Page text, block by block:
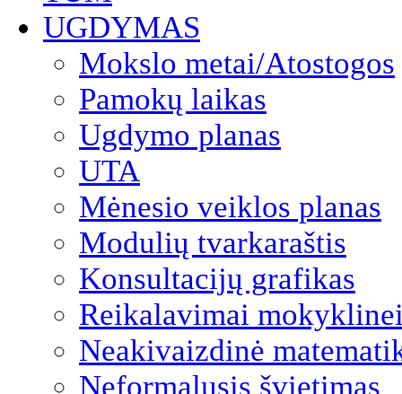
UGDYMAS
Mokslo metai/Atostogos
Pamokų laikas
Ugdymo planas
UTA
Mėnesio veiklos planas
Modulių tvarkaraštis
Konsultacijų grafikas
Reikalavimai
Neakivaizdinė
Neformalusis švietimas